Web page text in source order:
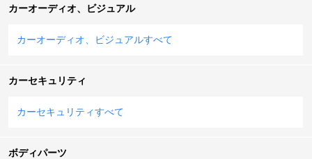
カーオーディオ、ビジュアル
カーオーディオ、ビジュアルすべて
カーセキュリティ
カーセキュリティすべて
ボディパーツ